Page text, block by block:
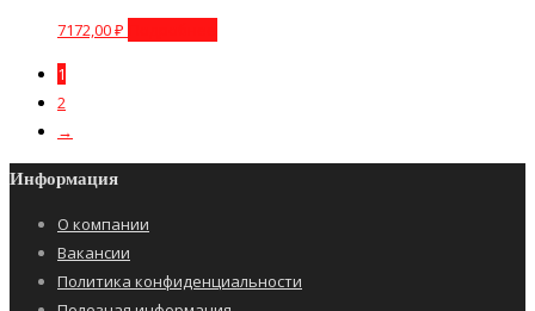
7172,00₽
1
2
→
Информация
О компании
Вакансии
Политика конфиденциальности